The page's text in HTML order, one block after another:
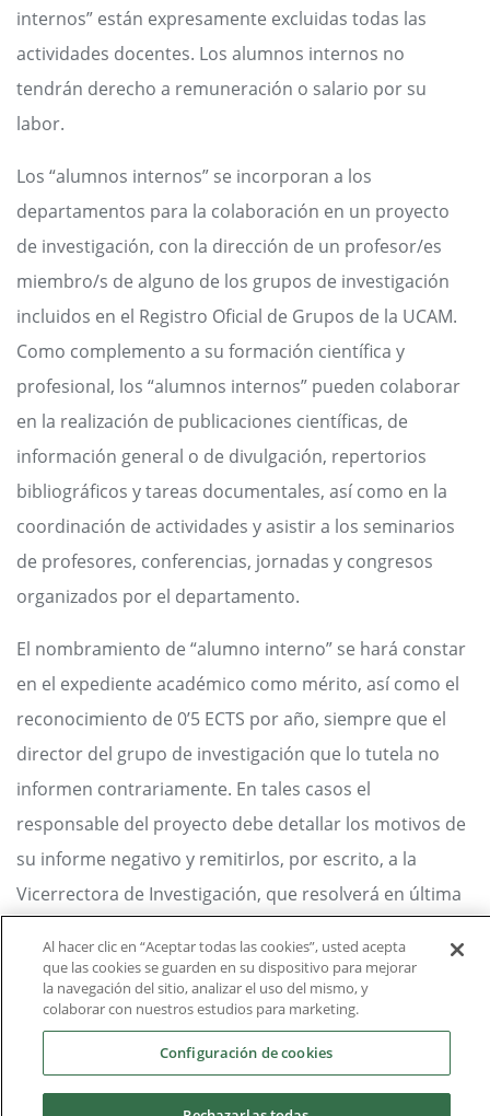
internos” están expresamente excluidas todas las
actividades docentes. Los alumnos internos no
tendrán derecho a remuneración o salario por su
labor.
Los “alumnos internos” se incorporan a los
departamentos para la colaboración en un proyecto
de investigación, con la dirección de un profesor/es
miembro/s de alguno de los grupos de investigación
incluidos en el Registro Oficial de Grupos de la UCAM.
Como complemento a su formación científica y
profesional, los “alumnos internos” pueden colaborar
en la realización de publicaciones científicas, de
información general o de divulgación, repertorios
bibliográficos y tareas documentales, así como en la
coordinación de actividades y asistir a los seminarios
de profesores, conferencias, jornadas y congresos
organizados por el departamento.
El nombramiento de “alumno interno” se hará constar
en el expediente académico como mérito, así como el
reconocimiento de 0’5 ECTS por año, siempre que el
director del grupo de investigación que lo tutela no
informen contrariamente. En tales casos el
responsable del proyecto debe detallar los motivos de
su informe negativo y remitirlos, por escrito, a la
Vicerrectora de Investigación, que resolverá en última
Ir a la convocatoria
Al hacer clic en “Aceptar todas las cookies”, usted acepta
que las cookies se guarden en su dispositivo para mejorar
la navegación del sitio, analizar el uso del mismo, y
colaborar con nuestros estudios para marketing.
Configuración de cookies